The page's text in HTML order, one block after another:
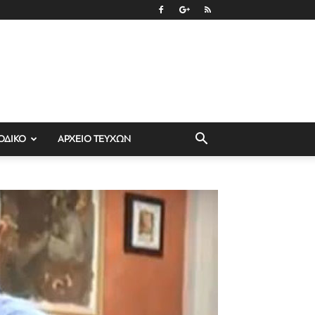
ΑΡΧΕΙΟ ΤΕΥΧΩΝ